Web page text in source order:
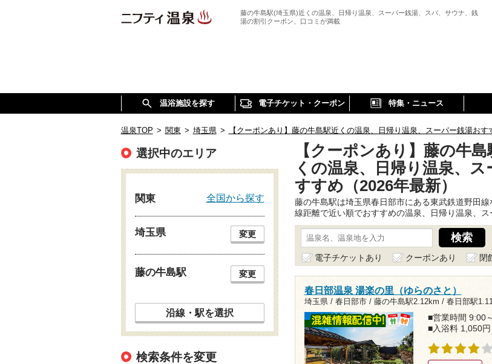
藤の牛島駅(埼玉県)近くの温泉、日帰り温泉、スーパー銭湯、スパ、サウナ、銭
湯の割引クーポン、口コミが満載
温浴施設を探す 電子チケット・クーポン 特集・ニュース
温泉TOP > 関東 > 埼玉県 > 【クーポンあり】藤の牛島駅近くの温泉、日帰り温泉、スーパー銭湯おす
【クーポンあり】藤の牛
くの温泉、日帰り温泉、ス
すすめ（2026年最新）
藤の牛島駅は埼玉県春日部市にある東武鉄道野田
線距離で近い順でおすすめの温泉、日帰り温泉、ス
電子チケットあり クーポンあり 閉
春日部温泉 湯楽の里（ゆらのさと）
埼玉県 / 春日部市 / 藤の牛島駅2.12km / 春日部駅
■営業時間 9:00
■入浴料 1,050円
選択中のエリア
関東 全国から探す
埼玉県 変更
藤の牛島駅 変更
沿線・駅を選択
検索条件を変更